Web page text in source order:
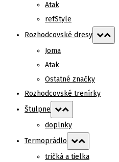
Atak
refStyle
Rozhodcovské dresy
Joma
Atak
Ostatné značky
Rozhodcovské trenírky
Štulpne
doplnky
Termoprádlo
tričká a tielka